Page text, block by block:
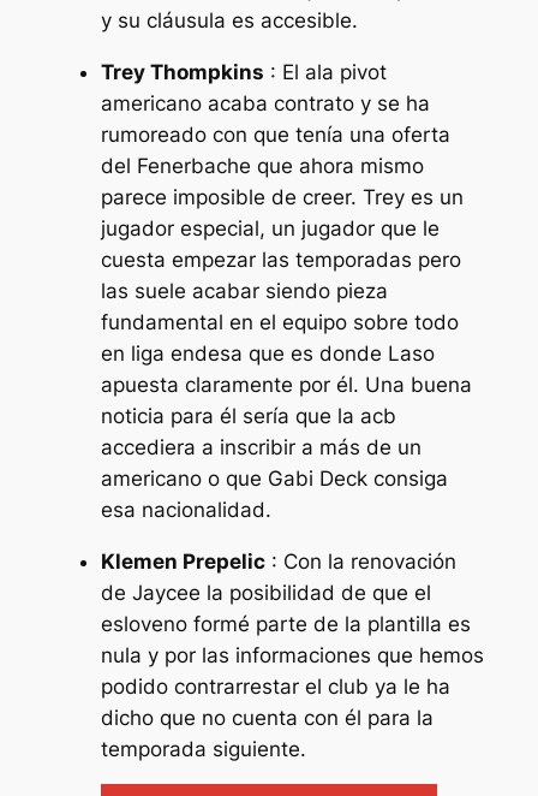
y su cláusula es accesible.
Trey Thompkins : El ala pivot
americano acaba contrato y se ha
rumoreado con que tenía una oferta
del Fenerbache que ahora mismo
parece imposible de creer. Trey es un
jugador especial, un jugador que le
cuesta empezar las temporadas pero
las suele acabar siendo pieza
fundamental en el equipo sobre todo
en liga endesa que es donde Laso
apuesta claramente por él. Una buena
noticia para él sería que la acb
accediera a inscribir a más de un
americano o que Gabi Deck consiga
esa nacionalidad.
Klemen Prepelic: Con la renovación
de Jaycee la posibilidad de que el
esloveno formé parte de la plantilla es
nula y por las informaciones que hemos
podido contrarrestar el club ya le ha
dicho que no cuenta con él para la
temporada siguiente.